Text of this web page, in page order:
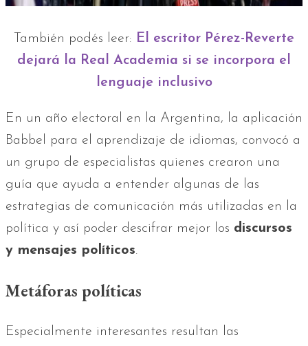
También podés leer: El escritor Pérez-Reverte
dejará la Real Academia si se incorpora el
lenguaje inclusivo
En un año electoral en la Argentina, la aplicación
Babbel para el aprendizaje de idiomas, convocó a
un grupo de especialistas quienes crearon una
guía que ayuda a entender algunas de las
estrategias de comunicación más utilizadas en la
política y así poder descifrar mejor los discursos
y mensajes políticos.
Metáforas políticas
Especialmente interesantes resultan las